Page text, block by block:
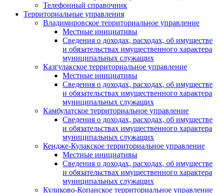
Телефонный справочник
Территориальные управления
Владимировское территориальное управление
Местные инициативы
Сведения о доходах, расходах, об имуществе
и обязательствах имущественного характера
муниципальных служащих
Казгулакское территориальное управление
Местные инициативы
Сведения о доходах, расходах, об имуществе
и обязательствах имущественного характера
муниципальных служащих
Камбулатское территориальное управление
Сведения о доходах, расходах, об имуществе
и обязательствах имущественного характера
муниципальных служащих
Кендже-Кулакское территориальное управление
Местные инициативы
Сведения о доходах, расходах, об имуществе
и обязательствах имущественного характера
муниципальных служащих
Куликово-Копанское территориальное управление